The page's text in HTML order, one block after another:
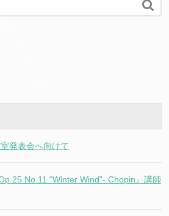

発表会へ向けて
No.11 “Winter Wind”- Chopin』講師